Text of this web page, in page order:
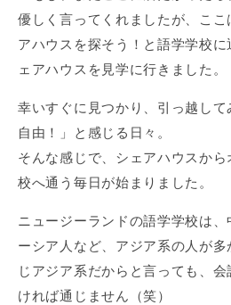
優しく言ってくれましたが、こ
アハウスを探そう！と語学学校
ェアハウスを見学に行きました。
幸いすぐに見つかり、引っ越し
自由！」と感じる日々。
そんな感じで、シェアハウスか
校へ通う毎日が始まりました。
ニュージーランドの語学学校は
ーシア人など、アジア系の人が
じアジア系だからと言っても、
ければ通じません（笑）